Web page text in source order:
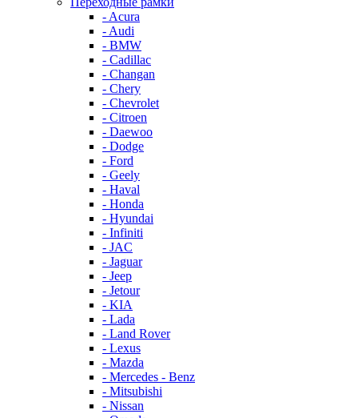
- Acura
- Audi
- BMW
- Cadillac
- Changan
- Chery
- Chevrolet
- Citroen
- Daewoo
- Dodge
- Ford
- Geely
- Haval
- Honda
- Hyundai
- Infiniti
- JAC
- Jaguar
- Jeep
- Jetour
- KIA
- Lada
- Land Rover
- Lexus
- Mazda
- Mercedes - Benz
- Mitsubishi
- Nissan